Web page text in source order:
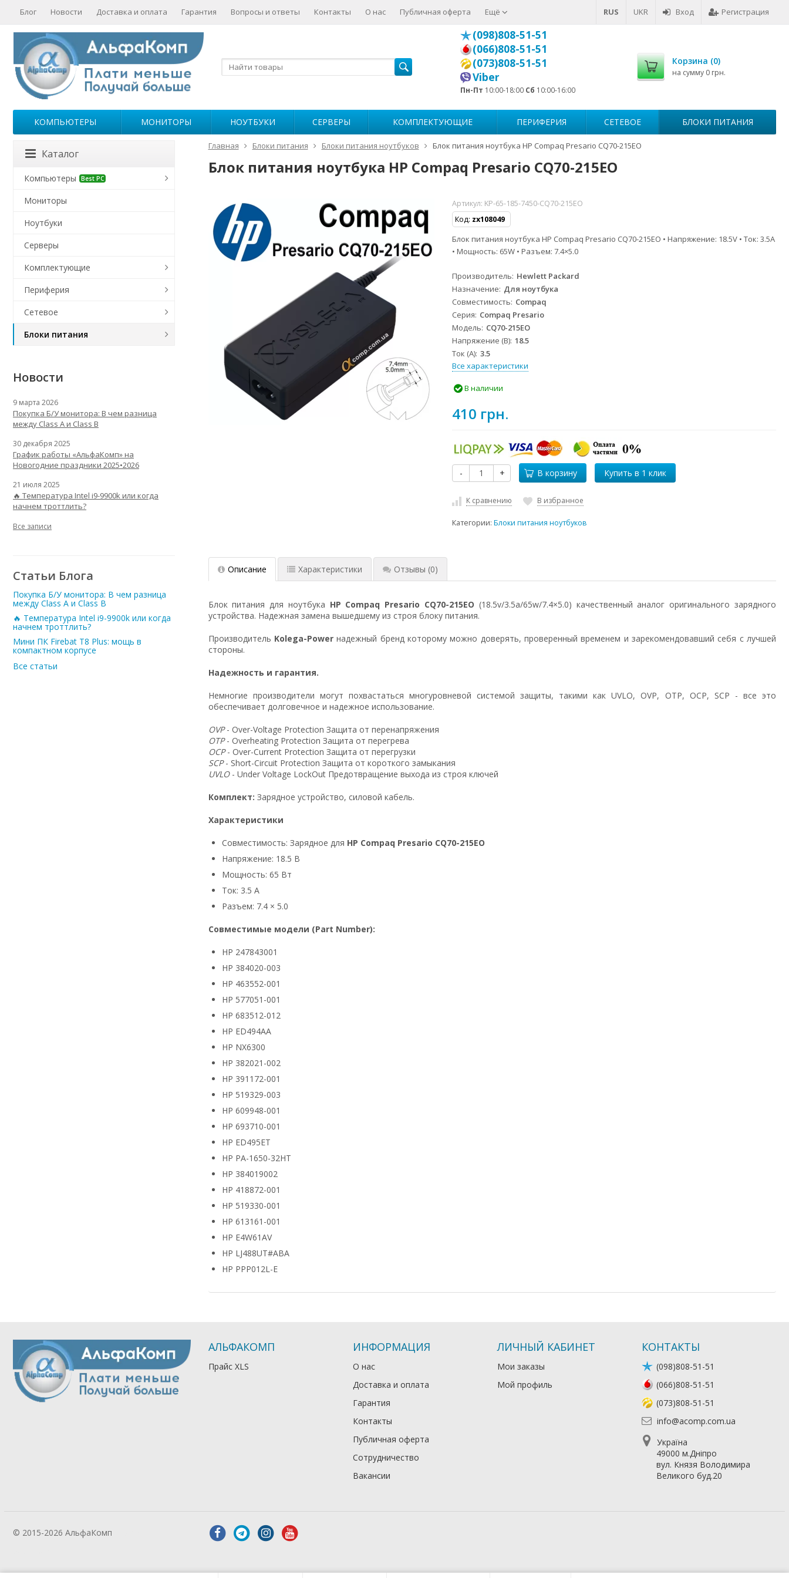
RUS UKR Вход Регистрация
Блог Новости Доставка и оплата Гарантия Вопросы и ответы Контакты О нас Публичная оферта Ещё
(098)808-51-51
(066)808-51-51
(073)808-51-51
Viber
Пн-Пт 10:00-18:00 Сб 10:00-16:00
Корзина (0)
на сумму 0 грн.
КОМПЬЮТЕРЫ МОНИТОРЫ НОУТБУКИ СЕРВЕРЫ КОМПЛЕКТУЮЩИЕ ПЕРИФЕРИЯ СЕТЕВОЕ БЛОКИ ПИТАНИЯ
Главная Блоки питания Блоки питания ноутбуков Блок питания ноутбука HP Compaq Presario CQ70-215EO
Блок питания ноутбука HP Compaq Presario CQ70-215EO
Артикул: KP-65-185-7450-CQ70-215EO
Код: zx108049
Блок питания ноутбука HP Compaq Presario CQ70-215EO • Напряжение: 18.5V • Ток: 3.5A
• Мощность: 65W • Разъем: 7.4×5.0
Производитель Hewlett Packard
Назначение Для ноутбука
Совместимость Compaq
Серия Compaq Presario
Модель CQ70-215EO
Напряжение (В) 18.5
Ток (А) 3.5
Все характеристики
В наличии
410 грн.
- + В корзину
К сравнению В избранное
Категории:Блоки питания ноутбуков
Описание Характеристики Отзывы (0)
Блок питания для ноутбука HP Compaq Presario CQ70-215EO (18.5v/3.5a/65w/7.4×5.0) качественный аналог оригинального зарядного
устройства. Надежная замена вышедшему из строя блоку питания.
Производитель Kolega-Powerнадежный бренд которому можно доверять, проверенный временем и зарекомендовавший себя с лучшей
стороны.
Надежность и гарантия.
Немногие производители могут похвастаться многуровневой системой защиты, такими как UVLO, OVP, OTP, OCP, SCP - все это
обеспечивает долговечное и надежное использование.
OVP- Over-Voltage Protection Защита от перенапряжения
OTP- Overheating Protection Защита от перегрева
OCP- Over-Current Protection Защита от перегрузки
SCP- Short-Circuit Protection Защита от короткого замыкания
UVLO- Under Voltage LockOut Предотвращение выхода из строя ключей
Комплект: Зарядное устройство, силовой кабель.
Характеристики
Совместимость: Зарядное для HP Compaq Presario CQ70-215EO
Напряжение: 18.5 В
Мощность: 65 Вт
Ток: 3.5 А
Разъем: 7.4 × 5.0
Совместимые модели (Part Number):
HP 247843001
HP 384020-003
HP 463552-001
HP 577051-001
HP 683512-012
HP ED494AA
HP NX6300
HP 382021-002
HP 391172-001
HP 519329-003
HP 609948-001
HP 693710-001
HP ED495ET
HP PA-1650-32HT
HP 384019002
HP 418872-001
HP 519330-001
HP 613161-001
HP E4W61AV
HP LJ488UT#ABA
HP PPP012L-E
Каталог
Компьютеры Best PC
Мониторы
Ноутбуки
Серверы
Комплектующие
Периферия
Сетевое
Блоки питания
Новости
9 марта 2026
Покупка Б/У монитора: В чем разница
между Class A и Class B
30 декабря 2025
График работы «АльфаКомп» на
Новогодние праздники 2025•2026
21 июля 2025
🔥 Температура Intel i9-9900k или когда
начнем троттлить?
Все записи
Статьи Блога
Покупка Б/У монитора: В чем разница
между Class A и Class B
🔥 Температура Intel i9-9900k или когда
начнем троттлить?
Мини ПК Firebat T8 Plus: мощь в
компактном корпусе
Все статьи
АЛЬФАКОМП
Прайс XLS
ИНФОРМАЦИЯ
О нас
Доставка и оплата
Гарантия
Контакты
Публичная оферта
Сотрудничество
Вакансии
ЛИЧНЫЙ КАБИНЕТ
Мои заказы
Мой профиль
КОНТАКТЫ
(098)808-51-51
(066)808-51-51
(073)808-51-51
info@acomp.com.ua
Україна
49000 м.Дніпро
вул. Князя Володимира
Великого буд.20
© 2015-2026 АльфаКомп